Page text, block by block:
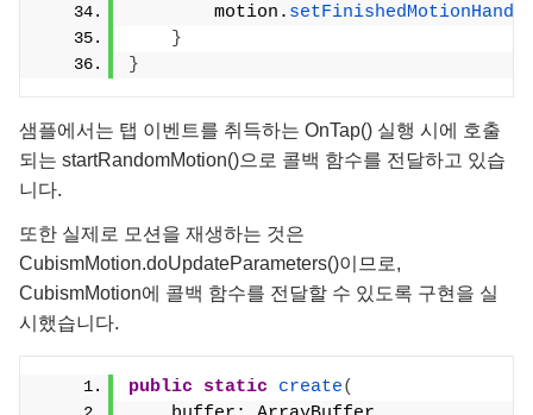
        motion.
}
}
샘플에서는 탭 이벤트를 취득하는 OnTap() 실행 시에 호출
되는 startRandomMotion()으로 콜백 함수를 전달하고 있습
니다.
또한 실제로 모션을 재생하는 것은
CubismMotion.doUpdateParameters()이므로,
CubismMotion에 콜백 함수를 전달할 수 있도록 구현을 실
시했습니다.
public static create(